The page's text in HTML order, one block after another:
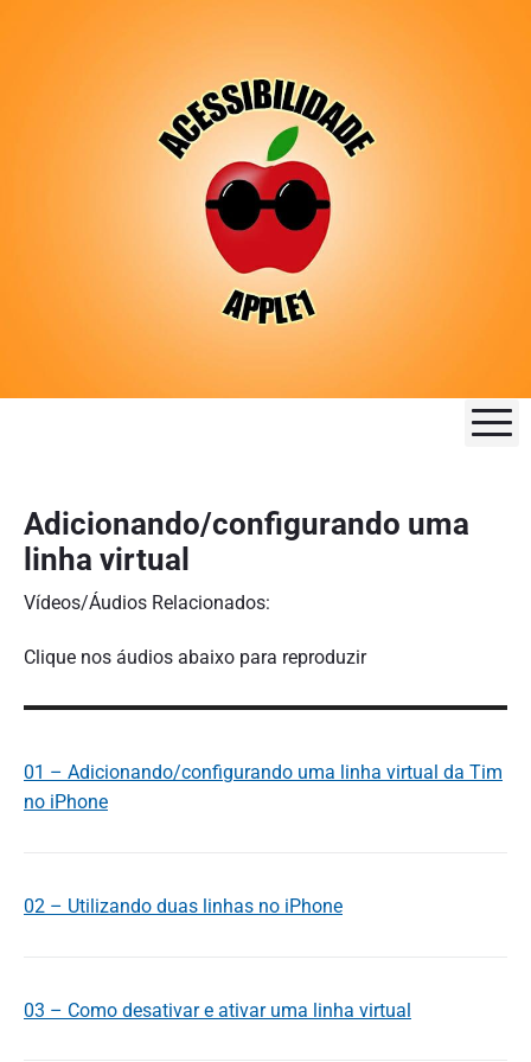
Adicionando/configurando uma
linha virtual
Vídeos/Áudios Relacionados:
Clique nos áudios abaixo para reproduzir
01 – Adicionando/configurando uma linha virtual da Tim
no iPhone
02 – Utilizando duas linhas no iPhone
03 – Como desativar e ativar uma linha virtual